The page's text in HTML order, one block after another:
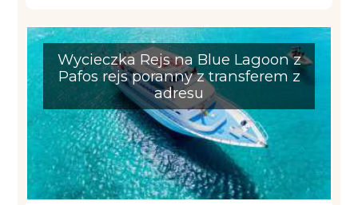
Wycieczka Rejs na Blue Lagoon z
Pafos rejs poranny z transferem z
adresu